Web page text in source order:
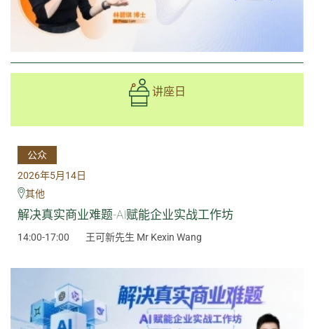
讲座日
公众
2026年5月14日
其他
解决真实商业难题-AI赋能企业实战工作坊
14:00-17:00 王可新先生 Mr Kexin Wang